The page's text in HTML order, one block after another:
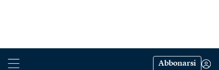
Abbonarsi